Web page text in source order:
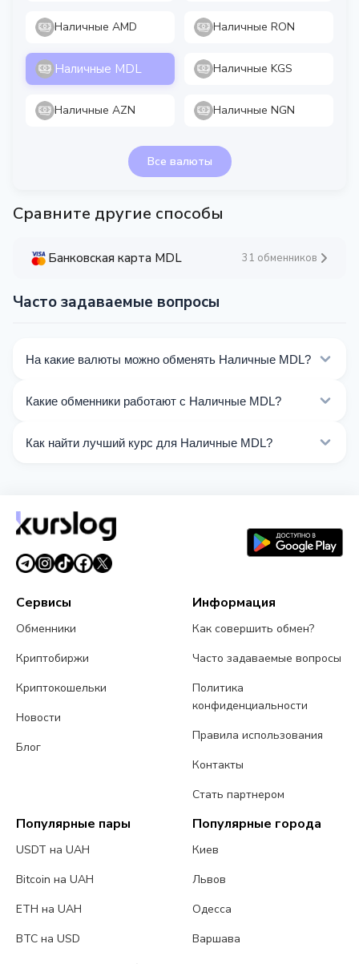
Наличные AMD Наличные RON
Наличные MDL Наличные KGS
Наличные AZN Наличные NGN
Все валюты
Сравните другие способы
Банковская карта MDL 31 обменников
Часто задаваемые вопросы
На какие валюты можно обменять Наличные MDL?
Наличные MDL. Выберите нужное направление из
Какие обменники работают с Наличные MDL?
операции с Наличные MDL.
Как найти лучший курс для Наличные MDL?
реальном времени.
Сервисы
Обменники
Криптобиржи
Криптокошельки
Новости
Блог
Информация
Как совершить обмен?
Часто задаваемые вопросы
Политика
конфиденциальности
Правила использования
Контакты
Стать партнером
Популярные пары
USDT на UAH
Bitcoin на UAH
ETH на UAH
BTC на USD
Популярные города
Киев
Львов
Одесса
Варшава